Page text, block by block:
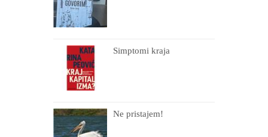
Simptomi kraja
Ne pristajem!